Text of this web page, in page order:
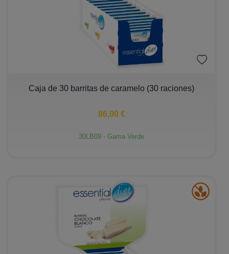
+
Caja de 30 barritas de caramelo (30 raciones)
86,00 €
30LB09 - Gama Verde